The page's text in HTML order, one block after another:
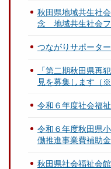
秋田県地域共生社
念 地域共生社会フ
つながりサポータ
「第二期秋田県再
見を募集します（※
令和６年度社会福
令和６年度秋田県
働推進事業費補助
秋田県社会福祉会